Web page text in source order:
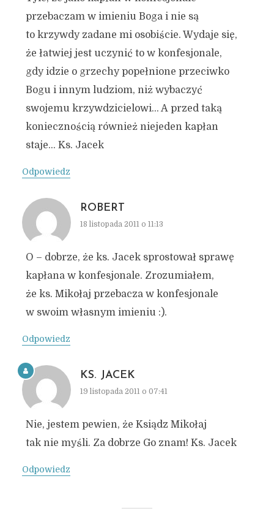
przebaczam w imieniu Boga i nie są
to krzywdy zadane mi osobiście. Wydaje się,
że łatwiej jest uczynić to w konfesjonale,
gdy idzie o grzechy popełnione przeciwko
Bogu i innym ludziom, niż wybaczyć
swojemu krzywdzicielowi… A przed taką
koniecznością również niejeden kapłan
staje… Ks. Jacek
Odpowiedz
ROBERT
18 listopada 2011 o 11:13
O – dobrze, że ks. Jacek sprostował sprawę
kapłana w konfesjonale. Zrozumiałem,
że ks. Mikołaj przebacza w konfesjonale
w swoim własnym imieniu :).
Odpowiedz
KS. JACEK
19 listopada 2011 o 07:41
Nie, jestem pewien, że Ksiądz Mikołaj
tak nie myśli. Za dobrze Go znam! Ks. Jacek
Odpowiedz